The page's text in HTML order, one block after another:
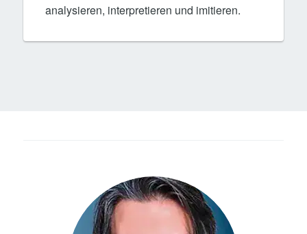
analysieren, interpretieren und imitieren.